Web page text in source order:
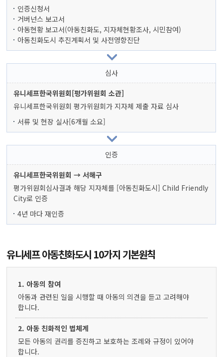
인증신청서
거버넌스 보고서
아동현황 보고서(아동친화도, 지자체현황조사, 시민참여)
아동친화도시 추진계획서 및 사전영향진단
심사
유니세프한국위원회[평가위원회 소관]
유니세프한국위원회 평가위원회가 지자체 제출 자료 심사
서류 및 현장 실사[6개월 소요]
인증
유니세프한국위원회 → 서해구
평가위원회심사결과 해당 지자체를 [아동친화도시] Child Friendly
City로 인증
4년 마다 재인증
유니세프 아동친화도시 10가지 기본원칙
1. 아동의 참여
아동과 관련된 일을 시행할 때 아동의 의견을 듣고 고려해야
합니다.
2. 아동 친화적인 법체계
모든 아동의 권리를 증진하고 보호하는 조례와 규정이 있어야
합니다.